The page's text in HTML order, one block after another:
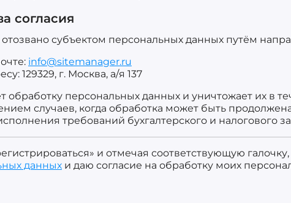
согласия
субъектом персональных данных путём
info@sitemanager.ru
129329, г. Москва, а/я 137
обработку персональных данных и уничтожает их в
случаев, когда обработка может быть
требований бухгалтерского и налогового
и отмечая соответствующую
данных и даю согласие на обработку моих